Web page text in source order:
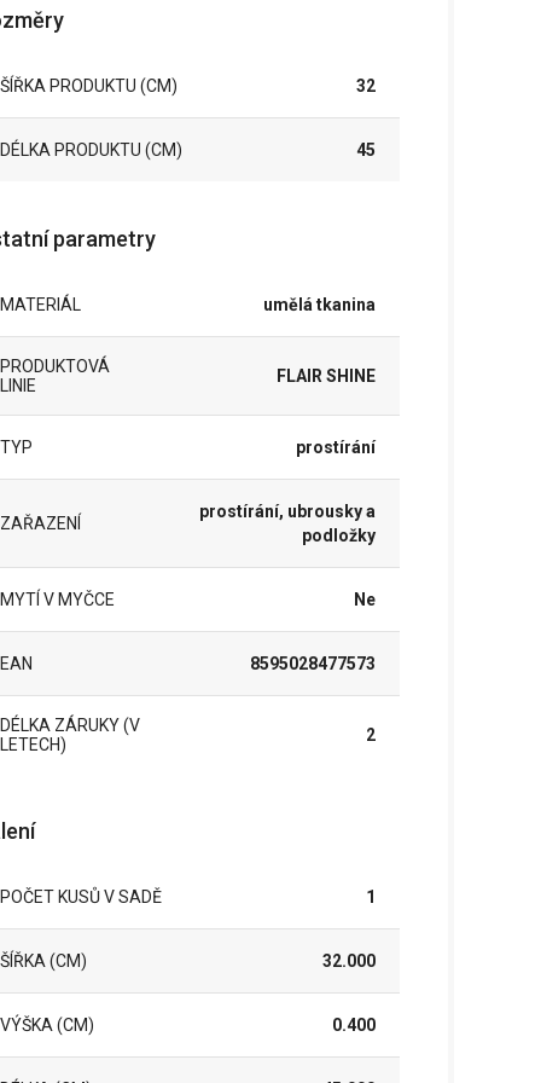
ŠÍŘKA PRODUKTU (CM) 32
DÉLKA PRODUKTU (CM) 45
parametry
MATERIÁL umělá tkanina
PRODUKTOVÁ
LINIE
FLAIR SHINE
TYP prostírání
ZAŘAZENÍ
prostírání, ubrousky a
podložky
MYTÍ V MYČCE Ne
EAN 8595028477573
DÉLKA ZÁRUKY (V
LETECH)
2
POČET KUSŮ V SADĚ 1
ŠÍŘKA (CM) 32.000
VÝŠKA (CM) 0.400